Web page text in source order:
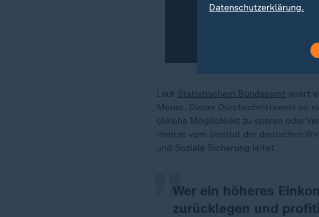
Laut Statistischem Bundesamt spart
Monat. Dieser Durchschnittswert ist
gleiche Möglichkeit zu sparen oder
Hentze vom Institut der deutschen
und Soziale Sicherung leitet.
Wer ein höheres
zurücklegen und
„
Datenschutzerklärung.